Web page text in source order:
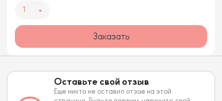
1
Заказать
Оставьте свой отзыв
Еще никто не оставил отзыв на этой